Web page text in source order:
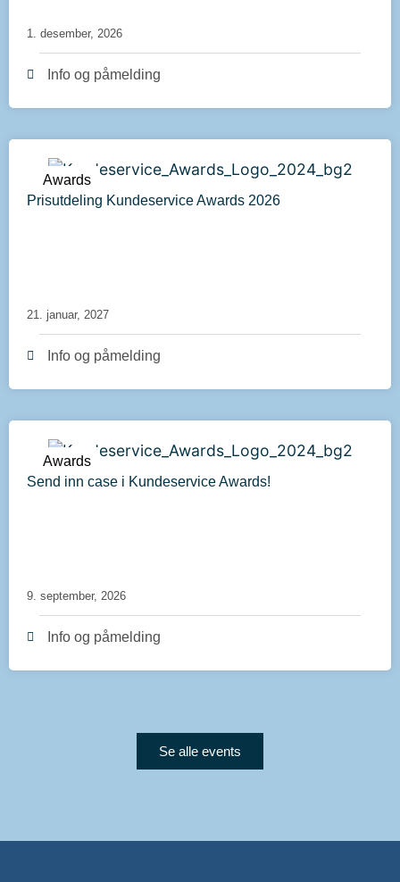
1. desember, 2026
Info og påmelding
Awards
Prisutdeling Kundeservice Awards 2026
21. januar, 2027
Info og påmelding
Awards
Send inn case i Kundeservice Awards!
9. september, 2026
Info og påmelding
Se alle events